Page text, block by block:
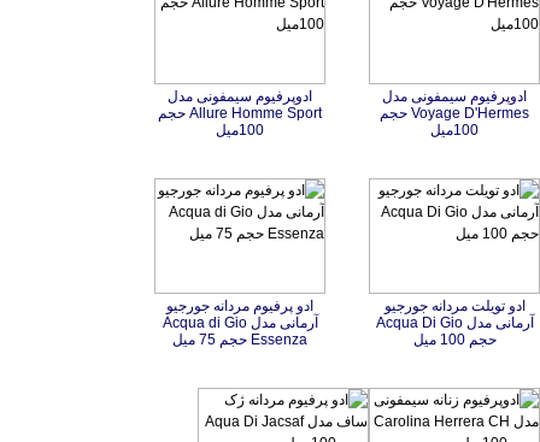
ادوپرفیوم سیمفونی مدل
Voyage D'Hermes حجم
100میل
ادوپرفیوم سیمفونی مدل
Allure Homme Sport حجم
100میل
ادو تویلت مردانه جورجیو
آرمانی مدل Acqua Di Gio
حجم 100 میل
ادو پرفیوم مردانه جورجيو
آرمانی مدل Acqua di Gio
Essenza حجم 75 میل